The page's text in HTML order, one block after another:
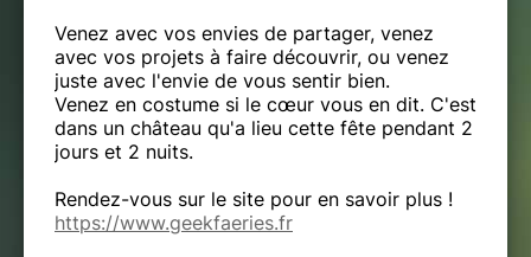
Venez avec vos envies de partager, venez
avec vos projets à faire découvrir, ou venez
juste avec l'envie de vous sentir bien.
Venez en costume si le cœur vous en dit. C'est
dans un château qu'a lieu cette fête pendant 2
jours et 2 nuits.
Rendez-vous sur le site pour en savoir plus !
https://www.geekfaeries.fr